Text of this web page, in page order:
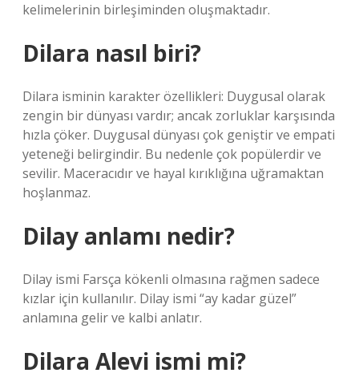
kelimelerinin birleşiminden oluşmaktadır.
Dilara nasıl biri?
Dilara isminin karakter özellikleri: Duygusal olarak
zengin bir dünyası vardır; ancak zorluklar karşısında
hızla çöker. Duygusal dünyası çok geniştir ve empati
yeteneği belirgindir. Bu nedenle çok popülerdir ve
sevilir. Maceracıdır ve hayal kırıklığına uğramaktan
hoşlanmaz.
Dilay anlamı nedir?
Dilay ismi Farsça kökenli olmasına rağmen sadece
kızlar için kullanılır. Dilay ismi “ay kadar güzel”
anlamına gelir ve kalbi anlatır.
Dilara Alevi ismi mi?